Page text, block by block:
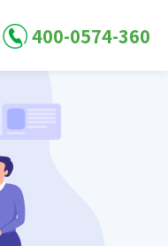
400-0574-360